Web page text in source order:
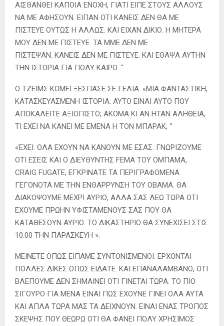
ΑΙΣΘΑΝΘΕΙ ΚΑΠΟΙΑ ΕΝΟΧΗ, ΓΙΑΤΙ ΕΙΠΕ ΣΤΟΥΣ ΑΛΛΟΥΣ
ΝΑ ΜΕ ΑΦΗΣΟΥΝ. ΕΙΠΑΝ ΟΤΙ ΚΑΝΕΙΣ ΔΕΝ ΘΑ ΜΕ
ΠΙΣΤΕΥΕ ΟΥΤΩΣ Η ΑΛΛΩΣ. ΚΑΙ ΕΙΧΑΝ ΔΙΚΙΟ. Η ΜΗΤΕΡΑ
ΜΟΥ ΔΕΝ ΜΕ ΠΙΣΤΕΥΕ. ΤΑ ΜΜΕ ΔΕΝ ΜΕ
ΠΙΣΤΕΨΑΝ. ΚΑΝΕΙΣ ΔΕΝ ΜΕ ΠΙΣΤΕΥΕ. ΚΑΙ ΕΘΑΨΑ ΑΥΤΗΝ
ΤΗΝ ΙΣΤΟΡΙΑ ΓΙΑ ΠΟΛΥ ΚΑΙΡΟ. “
Ο ΤΖΕΙΜΣ ΚΟΜΕΙ ΞΕΣΠΑΣΕ ΣΕ ΓΕΛΙΑ. «ΜΙΑ ΦΑΝΤΑΣΤΙΚΗ,
ΚΑΤΑΣΚΕΥΑΣΜΕΝΗ ΙΣΤΟΡΙΑ. ΑΥΤΟ ΕΙΝΑΙ ΑΥΤΟ ΠΟΥ
ΑΠΟΚΑΛΕΙΤΕ ΑΞΙΟΠΙΣΤΟ; ΑΚΟΜΑ ΚΙ ΑΝ ΗΤΑΝ ΑΛΗΘΕΙΑ,
ΤΙ ΕΧΕΙ ΝΑ ΚΑΝΕΙ ΜΕ ΕΜΕΝΑ Η ΤΟΝ ΜΠΑΡΑΚ; “
«ΈΧΕΙ. ΟΛΑ ΕΧΟΥΝ ΝΑ ΚΑΝΟΥΝ ΜΕ ΕΣΑΣ. ΓΝΩΡΙΖΟΥΜΕ
ΟΤΙ ΕΣΕΙΣ ΚΑΙ Ο ΔΙΕΥΘΥΝΤΗΣ FEMA ΤΟΥ ΟΜΠΑΜΑ,
CRAIG FUGATE, ΕΓΚΡΙΝΑΤΕ ΤΑ ΠΕΡΙΓΡΑΦΟΜΕΝΑ
ΓΕΓΟΝΟΤΑ ΜΕ ΤΗΝ ΕΝΘΑΡΡΥΝΣΗ ΤΟΥ OBAMA. ΘΑ
ΔΙΑΚΟΨΟΥΜΕ ΜΕΧΡΙ ΑΥΡΙΟ, ΑΛΛΑ ΣΑΣ ΛΕΩ ΤΩΡΑ ΟΤΙ
ΕΧΟΥΜΕ ΠΡΩΗΝ ΥΦΙΣΤΑΜΕΝΟΥΣ ΣΑΣ ΠΟΥ ΘΑ
ΚΑΤΑΘΕΣΟΥΝ ΑΥΡΙΟ. ΤΟ ΔΙΚΑΣΤΗΡΙΟ ΘΑ ΣΥΝΕΧΙΣΕΙ ΣΤΙΣ
10.00 ΤΗΝ ΠΑΡΑΣΚΕΥΗ ».
ΜΕΙΝΕΤΕ ΟΠΩΣ ΕΙΠΑΜΕ ΣΥΝΤΟΝΙΣΜΕΝΟΙ. ΕΡΧΟΝΤΑΙ
ΠΟΛΛΕΣ ΔΙΚΕΣ ΟΠΩΣ ΕΙΔΑΤΕ. ΚΑΙ ΕΠΑΝΑΛΑΜΒΑΝΩ, ΟΤΙ
ΒΛΕΠΟΥΜΕ ΔΕΝ ΣΗΜΑΙΝΕΙ ΟΤΙ ΓΙΝΕΤΑΙ ΤΩΡΑ. ΤΟ ΠΙΟ
ΣΙΓΟΥΡΟ ΓΙΑ ΜΕΝΑ ΕΙΝΑΙ ΠΩΣ ΕΧΟΥΝΕ ΓΙΝΕΙ ΟΛΑ ΑΥΤΑ
ΚΑΙ ΑΠΛΑ ΤΩΡΑ ΜΑΣ ΤΑ ΔΕΙΧΝΟΥΝ. ΕΙΝΑΙ ΕΝΑΣ ΤΡΟΠΟΣ
ΣΚΕΨΗΣ ΠΟΥ ΘΕΩΡΩ ΟΤΙ ΘΑ ΦΑΝΕΙ ΠΟΛΥ ΧΡΗΣΙΜΟΣ